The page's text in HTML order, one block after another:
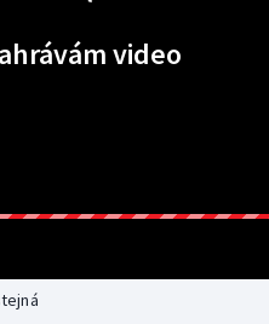
video